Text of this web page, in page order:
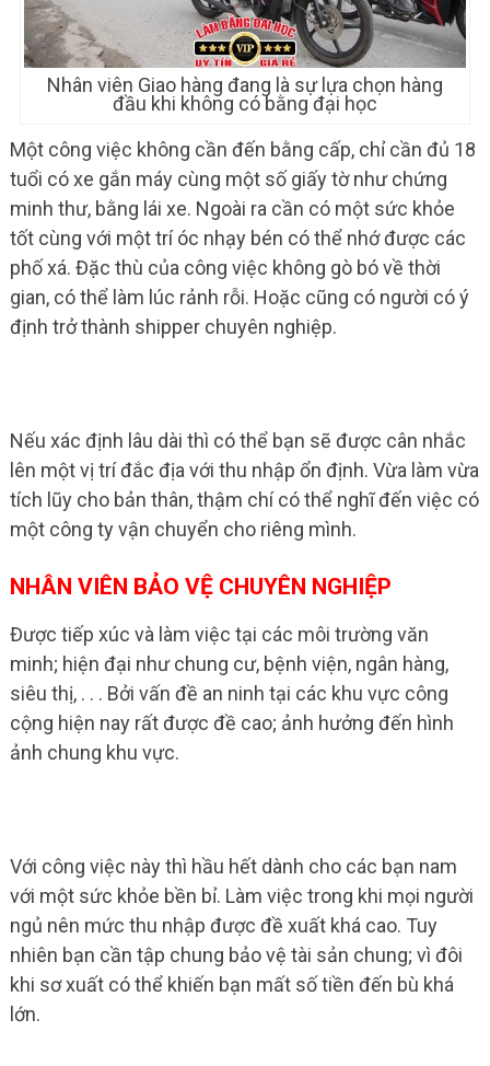
Nhân viên Giao hàng đang là sự lựa chọn hàng
đầu khi không có bằng đại học
Một công việc không cần đến bằng cấp, chỉ cần đủ 18
tuổi có xe gắn máy cùng một số giấy tờ như chứng
minh thư, bằng lái xe. Ngoài ra cần có một sức khỏe
tốt cùng với một trí óc nhạy bén có thể nhớ được các
phố xá. Đặc thù của công việc không gò bó về thời
gian, có thể làm lúc rảnh rỗi. Hoặc cũng có người có ý
định trở thành shipper chuyên nghiệp.
Nếu xác định lâu dài thì có thể bạn sẽ được cân nhắc
lên một vị trí đắc địa với thu nhập ổn định. Vừa làm vừa
tích lũy cho bản thân, thậm chí có thể nghĩ đến việc có
một công ty vận chuyển cho riêng mình.
NHÂN VIÊN BẢO VỆ CHUYÊN NGHIỆP
Được tiếp xúc và làm việc tại các môi trường văn
minh; hiện đại như chung cư, bệnh viện, ngân hàng,
siêu thị, . . . Bởi vấn đề an ninh tại các khu vực công
cộng hiện nay rất được đề cao; ảnh hưởng đến hình
ảnh chung khu vực.
Với công việc này thì hầu hết dành cho các bạn nam
với một sức khỏe bền bỉ. Làm việc trong khi mọi người
ngủ nên mức thu nhập được đề xuất khá cao. Tuy
nhiên bạn cần tập chung bảo vệ tài sản chung; vì đôi
khi sơ xuất có thể khiến bạn mất số tiền đến bù khá
lớn.